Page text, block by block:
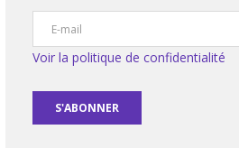
Voir la politique de confidentialité
S'ABONNER